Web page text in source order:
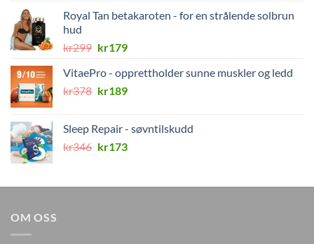
kr499.kr149.
Royal Tan betakaroten - for en strålende solbrun
hud
kr299 Opprinnelig
var:
kr299.
kr179Nåværende
er:
kr179.
VitaePro - opprettholder sunne muskler og ledd
kr378 Opprinnelig
kr378.
kr189Nåværende
kr189.
Sleep Repair - søvntilskudd
kr346 Opprinnelig
kr346.
kr173Nåværende
kr173.
OM OSS